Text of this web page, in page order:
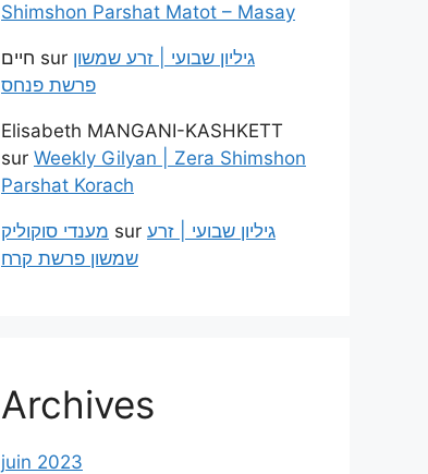
Shimshon Parshat Matot – Masay
חיים sur גיליון שבועי | זרע שמשון
פרשת פנחס
Elisabeth MANGANI-KASHKETT
sur Weekly Gilyan | Zera Shimshon
Parshat Korach
מענדי סוקוליק sur גיליון שבועי | זרע
שמשון פרשת קרח
Archives
juin 2023